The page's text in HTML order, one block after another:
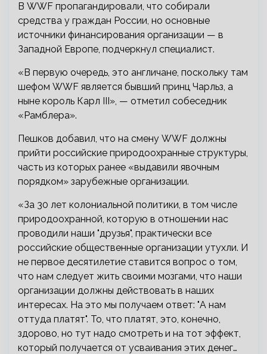
В WWF пропагандировали, что собирали
средства у граждан России, но основные
источники финансирования организации — в
Западной Европе, подчеркнул специалист.
«В первую очередь, это англичане, поскольку там
шефом WWF является бывший принц Чарльз, а
ныне король Карл III», — отметил собеседник
«Рамблера».
Пешков добавил, что на смену WWF должны
прийти российские природоохранные структуры,
часть из которых ранее «выдавили явочным
порядком» зарубежные организации.
«За 30 лет колониальной политики, в том числе
природоохранной, которую в отношении нас
проводили наши "друзья", практически все
российские общественные организации утухли. И
не первое десятилетие ставится вопрос о том,
что нам следует жить своими мозгами, что наши
организации должны действовать в наших
интересах. На это мы получаем ответ: "А нам
оттуда платят". То, что платят, это, конечно,
здорово, но тут надо смотреть и на тот эффект,
который получается от усваивания этих денег…